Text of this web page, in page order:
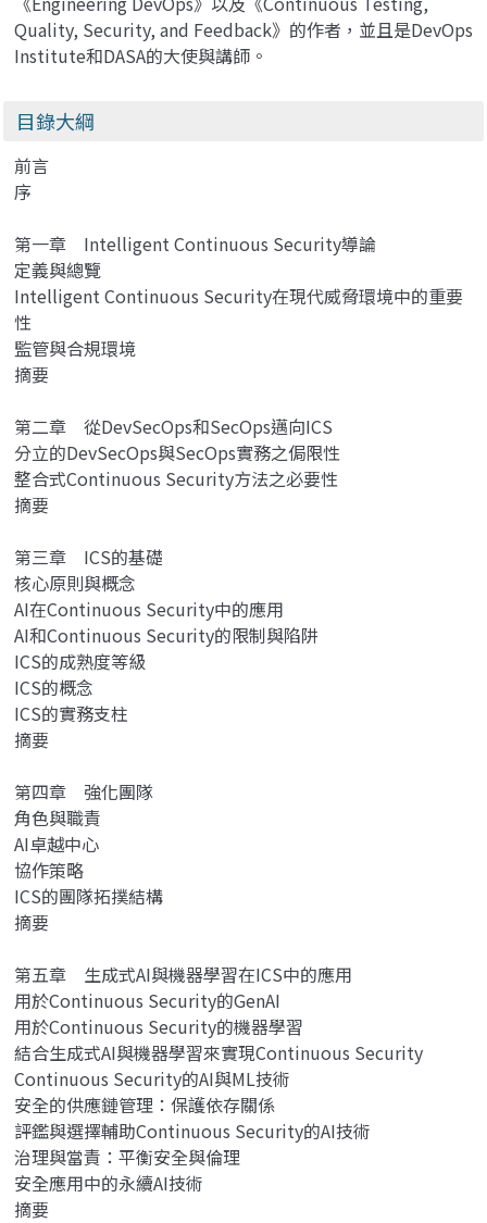
Quality, Security, and Feedback》的作者，並且是DevOps
Institute和DASA的大使與講師。
目錄大綱
前言
序
第一章 Intelligent Continuous Security導論
定義與總覽
Intelligent Continuous Security在現代威脅環境中的重要
性
監管與合規環境
摘要
第二章 從DevSecOps和SecOps邁向ICS
分立的DevSecOps與SecOps實務之侷限性
整合式Continuous Security方法之必要性
摘要
第三章 ICS的基礎
核心原則與概念
AI在Continuous Security中的應用
AI和Continuous Security的限制與陷阱
ICS的成熟度等級
ICS的概念
ICS的實務支柱
摘要
第四章 強化團隊
角色與職責
AI卓越中心
協作策略
ICS的團隊拓撲結構
摘要
第五章 生成式AI與機器學習在ICS中的應用
用於Continuous Security的GenAI
用於Continuous Security的機器學習
結合生成式AI與機器學習來實現Continuous Security
Continuous Security的AI與ML技術
安全的供應鏈管理：保護依存關係
評鑑與選擇輔助Continuous Security的AI技術
治理與當責：平衡安全與倫理
安全應用中的永續AI技術
摘要